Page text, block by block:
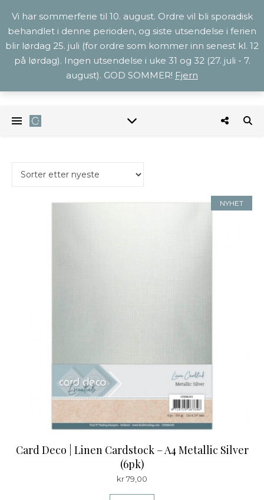
NYHET
Card Deco | Linen Cardstock – A4 Metallic Silver
(6pk)
kr79,00
Vi har sommerferie til 10. august. Ordre vil bli sporadisk
behandlet i denne perioden, og siste utsendelse i ferien
blir lørdag 25. juli (for ordre som kommer inn senest kl. 12
på lørdag). Ingen utsendelse i uke 31 og 32 (27. juli - 7.
august). GOD SOMMER! Fjern